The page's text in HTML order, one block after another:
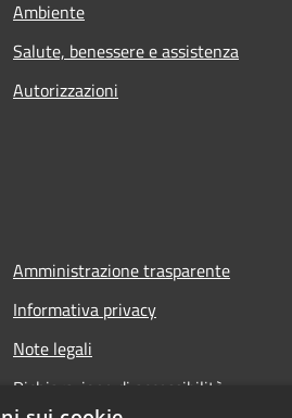
Ambiente
Salute, benessere e assistenza
Autorizzazioni
Amministrazione trasparente
Informativa privacy
Note legali
Dichiarazione di accessibilità